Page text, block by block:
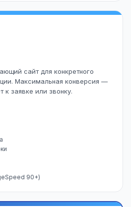
сайт для конкретного
Максимальная конверсия —
к заявке или звонку.
90+)